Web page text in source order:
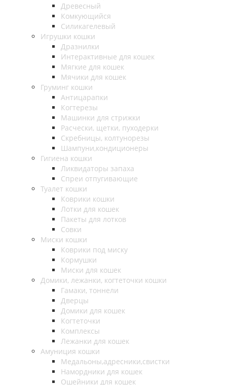
Древесный
Комкующийся
Силикагелевый
Игрушки кошки
Дразнилки
Интерактивные для кошек
Мягкие для кошек
Мячики для кошек
Груминг кошки
Антицарапки
Когтерезы
Машинки для стрижки
Расчески, щетки, пуходерки
Скребницы, колтунорезы
Шампуни,кондиционеры
Гигиена кошки
Ликвидаторы запаха
Спреи отпугивающие
Туалет кошки
Коврики кошки
Лотки для кошек
Пакеты для лотков
Совки
Миски кошки
Коврики под миску
Кормушки
Миски для кошек
Домики, лежанки, когтеточки кошки
Гамаки, тоннели
Дверцы
Домики для кошек
Когтеточки
Комплексы
Лежанки для кошек
Амуниция кошки
Медальоны,адресники,свистки
Намордники для кошек
Ошейники для кошек